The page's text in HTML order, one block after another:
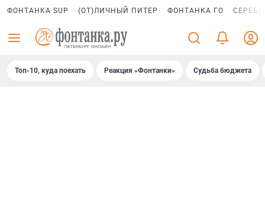
ФОНТАНКА SUP (ОТ)ЛИЧНЫЙ ПИТЕР ФОНТАНКА ГО
Топ-10, куда поехать Реакция «Фонтанки» Судьба бюджета